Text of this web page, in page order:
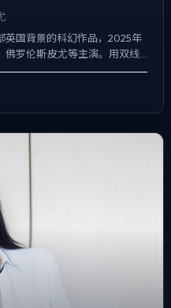
英国背景的科幻作品，2025年
罗伦斯·皮尤等主演。用双线
并不喧宾夺主，却成为...